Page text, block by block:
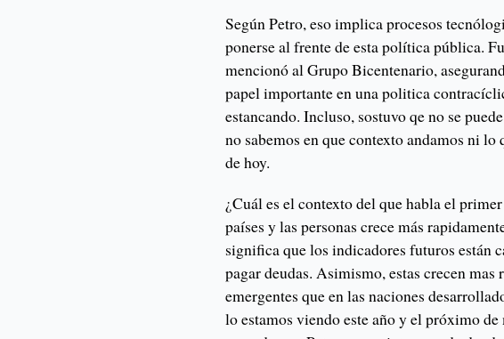
Según Petro, eso implica procesos
ponerse al frente de esta política pública.
mencionó al Grupo Bicentenario,
papel importante en una politica
estancando. Incluso, sostuvo qe no se
no sabemos en que contexto andamos ni lo
de hoy.
¿Cuál es el contexto del que habla el
países y las personas crece más
significa que los indicadores futuros están
pagar deudas. Asimismo, estas crecen mas
emergentes que en las naciones
lo estamos viendo este año y el próximo de